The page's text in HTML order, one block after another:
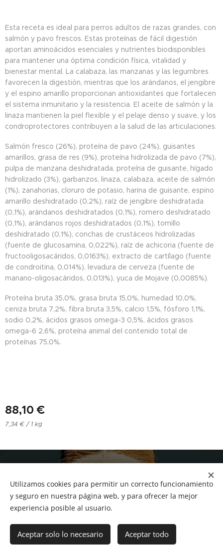
Esta receta es ideal para perros adultos de razas grandes, con
salmón y pavo frescos. Estas proteínas de fácil digestión
aportan aminoácidos esenciales y nutrientes biodisponibles
para mantener una óptima condición física, vitalidad y
bienestar mental. La calabaza, las manzanas y las legumbres
favorecen la digestión, mientras que los arándanos, el jengibre
y el espino amarillo proporcionan antioxidantes que fortalecen
el sistema inmunitario y la resistencia. El aceite de salmón y la
linaza mantienen la piel flexible y el pelaje denso y suave, y los
condroprotectores contribuyen a la salud de las articulaciones.
Salmón fresco (26%), proteína de pavo (24%), guisantes
amarillos, grasa de res (9%), proteína hidrolizada de pavo (7%),
pulpa de manzana deshidratada, proteína de guisante, hígado
hidrolizado (3%), garbanzos, linaza, calabaza, aceite de salmón
(1%), zanahorias, cloruro de potasio, harina de guisante, espino
amarillo deshidratado (0,2%), raíz de jengibre deshidratada
(0,1%), arándanos deshidratados (0,1%), romero deshidratado
(0,1%), arándanos rojos deshidratados (0,1%), tomillo
deshidratado (0,1%), conchas de crustáceos hidrolizadas
(fuente de glucosamina, 0,022%), raíz de achicoria (fuente de
fructooligosacáridos, 0,0163%), extracto de cartílago (fuente
de condroitina, 0,014%), levadura de cerveza (fuente de
manano-oligosacáridos, 0,013%), yuca de Mojave (0,0085%).
Proteína bruta 35,0%, grasa bruta 15,0%, humedad 10,0%,
ceniza bruta 7,2%, fibra bruta 3,5%, calcio 1,5%, fósforo 1,1%,
sodio 0,2%, ácidos grasos omega-3 0,5%, ácidos grasos
omega-6 2,6%, proteína animal del contenido total de
proteínas 75,0%.
88,10 €
7,34 € / 1 kg
Añadir a la cesta
Tf.666351543
Utilizamos cookies para permitir un correcto funcionamiento
y seguro en nuestra página web, y para ofrecer la mejor
experiencia posible al usuario.
Aceptar solo lo necesario Aceptar todo